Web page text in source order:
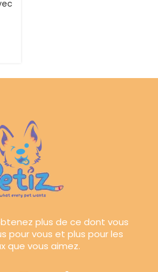
plus de ce dont vous
pour vous et plus pour les
que vous aimez.